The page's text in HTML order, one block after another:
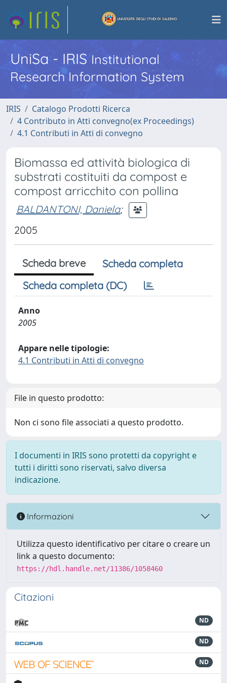
UniSa - IRISInstitutional
Research Information System
IRIS
Catalogo Prodotti Ricerca
4 Contributo in Atti convegno(ex Proceedings)
4.1 Contributi in Atti di convegno
Biomassa ed attività biologica di
substrati costituiti da compost e
compost arricchito con pollina
BALDANTONI, Daniela;
2005
Scheda breve
Scheda completa
Scheda completa (DC)
Anno
2005
Appare nelle tipologie:
4.1 Contributi in Atti di convegno
File in questo prodotto:
Non ci sono file associati a questo prodotto.
I documenti in IRIS sono protetti da copyright e
tutti i diritti sono riservati, salvo diversa
indicazione.
Informazioni
Utilizza questo identificativo per citare o creare un
link a questo documento:
https://hdl.handle.net/11386/1058460
Citazioni
ND
ND
ND